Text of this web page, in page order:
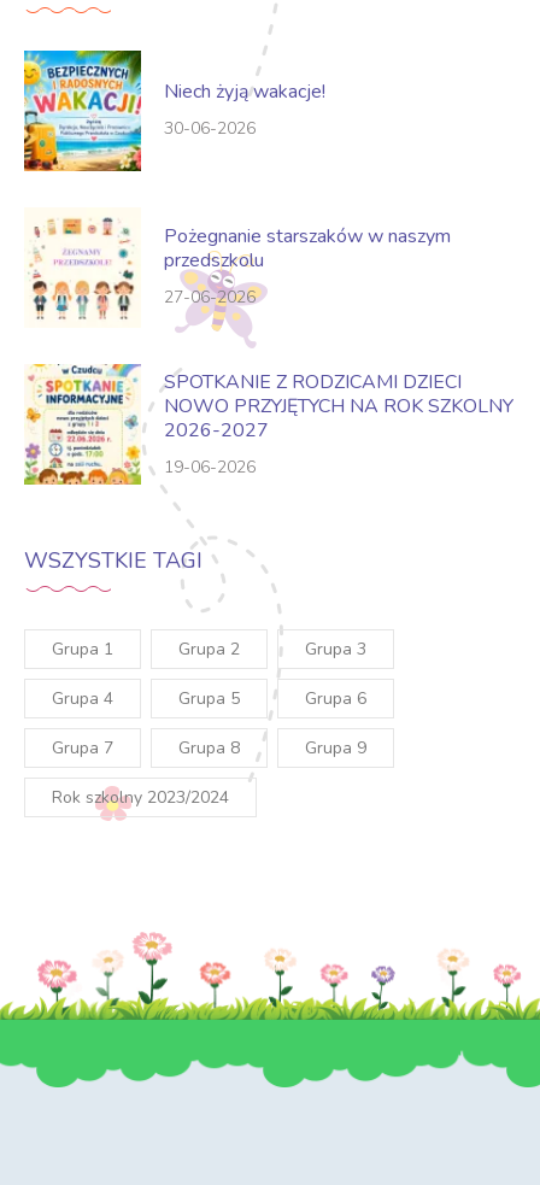
Niech żyją wakacje!
30-06-2026
Pożegnanie starszaków w naszym
przedszkolu
27-06-2026
SPOTKANIE Z RODZICAMI DZIECI
NOWO PRZYJĘTYCH NA ROK SZKOLNY
2026-2027
19-06-2026
WSZYSTKIE TAGI
Grupa 1 Grupa 2 Grupa 3
Grupa 4 Grupa 5 Grupa 6
Grupa 7 Grupa 8 Grupa 9
Rok szkolny 2023/2024